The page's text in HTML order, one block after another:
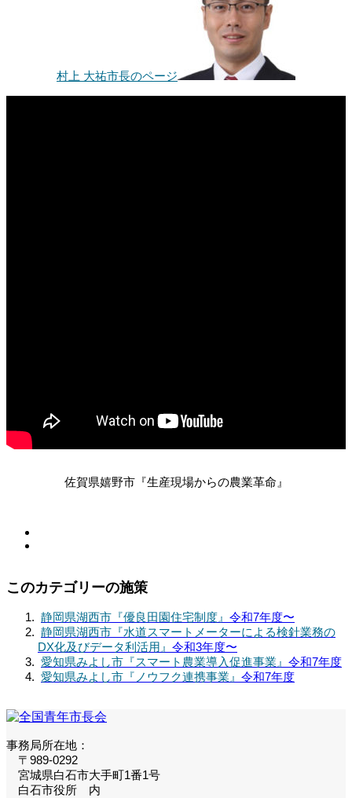
村上 大祐市長のページ
佐賀県嬉野市『生産現場からの農業革命』
このカテゴリーの施策
静岡県湖西市『優良田園住宅制度』 令和7年度〜
静岡県湖西市『水道スマートメーターによる検針業務の
DX化及びデータ利活用』 令和3年度〜
愛知県みよし市『スマート農業導入促進事業』 令和7年度
愛知県みよし市『ノウフク連携事業』 令和7年度
事務局所在地：
〒989-0292
宮城県白石市大手町1番1号
白石市役所 内